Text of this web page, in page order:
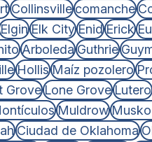
Collinsvillecomanche
ElginElk CityEnidErick
ArboledaGuthrie
HollisMaíz pozolero
GroveLone GroveLutero
Muldrow
Ciudad de Oklahoma